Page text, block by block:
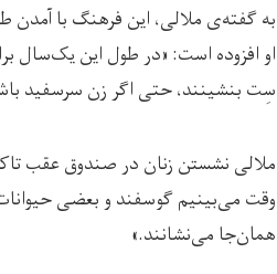
به گفته‌ی ملالی، این فرهنگ با
او افزوده است: «در طول این یک‌سال
سِت بنشینند، حتی اگر زن سرسفید
ملالی نشستن زنان در صندوق عقب
وقت می‌بینیم گوسفند و بعضی
همان‌جا می‌نشانند.»